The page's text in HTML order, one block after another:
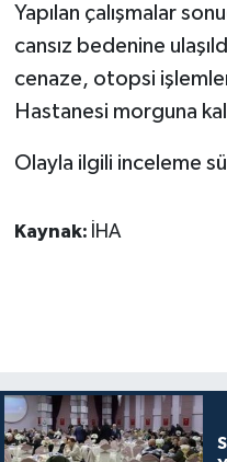
Yapılan çalışmalar
cansız bedenine
cenaze, otopsi
Hastanesi morguna
Olayla ilgili inceleme
Kaynak: İHA